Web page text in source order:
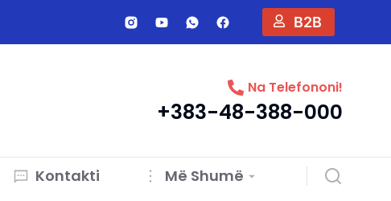
B2B
Na Telefononi!
+383-48-388-000
Kontakti Më Shumë